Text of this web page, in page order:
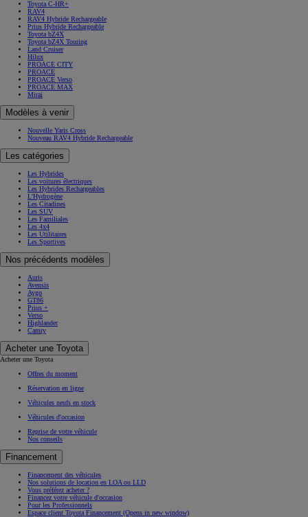
Toyota C-HR+
RAV4
RAV4 Hybride Rechargeable
Prius Hybride Rechargeable
Toyota bZ4X
Toyota bZ4X Touring
Land Cruiser
Hilux
PROACE CITY
PROACE
PROACE Verso
PROACE MAX
Mirai
Modèles à venir
Nouvelle Yaris Cross
Nouveau RAV4 Hybride Rechargeable
Les catégories
Les Hybrides
Les voitures électriques
Les Hybrides Rechargeables
L'Hydrogène
Les Citadines
Les SUV
Les Familiales
Les 4x4
Les Utilitaires
Les Sportives
Nos précédents modèles
Auris
Avensis
Aygo
GT86
Prius +
Verso
Highlander
Camry
Acheter une Toyota
Acheter une Toyota
Offres du moment
Réservation en ligne
Véhicules neufs en stock
Véhicules d'occasion
Reprise de votre véhicule
Nos conseils
Financement
Financement des véhicules
Nos solutions de location en LOA ou LLD
Vous préférez acheter ?
Financez votre véhicule d'occasion
Pour les Professionnels
Espace client Toyota Financement (Opens in new window)